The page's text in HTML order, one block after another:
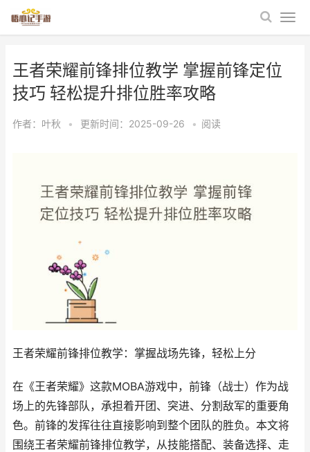
王者荣耀前锋排位教学 掌握前锋定位
技巧 轻松提升排位胜率攻略
作者： 叶秋 • 更新时间：2025-09-26 • 阅读
王者荣耀前锋排位教学：掌握战场先锋，轻松上分
在《王者荣耀》这款MOBA游戏中，前锋（战士）作为战
场上的先锋部队，承担着开团、突进、分割敌军的重要角
色。前锋的发挥往往直接影响到整个团队的胜负。本文将
围绕王者荣耀前锋排位教学，从技能搭配、装备选择、走